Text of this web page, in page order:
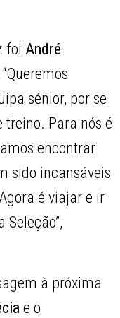
foi André
“Queremos
sénior, por se
Para nós é
encontrar
sido incansáveis
é viajar e ir
à próxima
e o